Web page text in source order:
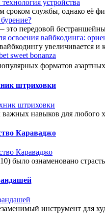
устройства
сроком службы, однако её
это передовой
освоения вайбкодинга:
увеличивается и
sweet bonanza
форматов
штриховки
навыков для любого
Караваджо
было ознаменовано
инструмент для